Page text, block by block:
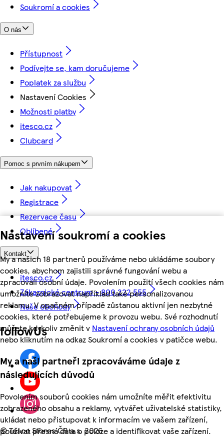
Nastavení soukromí a cookies
My a našich 18 partnerů používáme nebo ukládáme soubory
cookies, abychom zajistili správné fungování webu a
zpracovali osobní údaje. Povolením použití všech cookies nám
umožníte zobrazovat například také personalizovanou
reklamu. V opačném případě zůstanou aktivní jen nezbytné
cookies, které potřebujeme k provozu webu. Své rozhodnutí
můžete kdykoliv změnit v Nastavení ochrany osobních údajů
nebo kliknutím na odkaz Soukromí a cookies v patičce webu.
My a naši partneři zpracováváme údaje z
následujících důvodů
Povolením souborů cookies nám umožníte měřit efektivitu
zobrazeného obsahu a reklamy, vytvářet uživatelské statistiky,
ukládat nebo přistupovat k informacím ve vašem zařízení,
používat přesná data o poloze a identifikovat vaše zařízení.
Soukromí a cookies
O nás
Přístupnost
Podívejte se, kam doručujeme
Poplatek za službu
Nastavení Cookies
Možnosti platby
itesco.cz
Clubcard
Pomoc s prvním nákupem
Jak nakupovat
Registrace
Rezervace času
Oblíbené
Kontakt
itesco.cz
Zákaznické centrum - 800 222 555
Naše obchody
followUs
©Tesco Stores ČR a.s. 2026